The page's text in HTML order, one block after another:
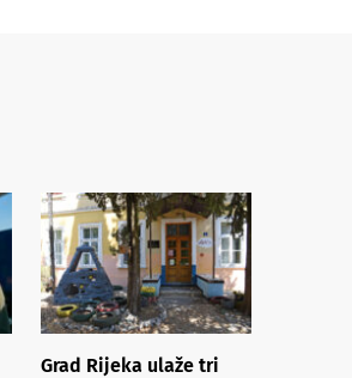
Grad Rijeka ulaže tri